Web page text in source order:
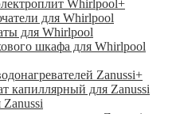
Whirlpool+
для Whirlpool
для Whirlpool
шкафа для Whirlpool
Zanussi+
капиллярный для Zanussi